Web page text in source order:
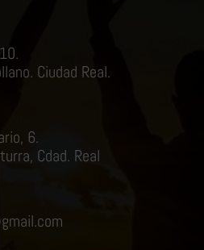
Ciudad Real.
6.
Cdad. Real